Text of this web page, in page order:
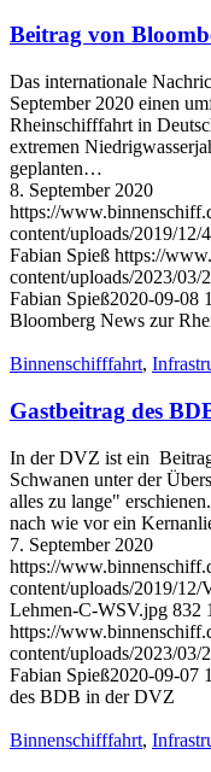
Beitrag von
Das internationale
September 2020 einen
Rheinschifffahrt in
extremen
geplanten…
8. September 2020
https://
content/uploads/2019/
Fabian Spieß https://
content/uploads/2023/
Fabian Spieß2020-09-08
Bloomberg News zur
Binnenschifffahrt,
Gastbeitrag des
In der DVZ ist ein
Schwanen unter der
alles zu lange"
nach wie vor ein
7. September 2020
https://
content/uploads/2019/12/
Lehmen-C-WSV.jpg 832
https://
content/uploads/2023/
Fabian Spieß2020-09-07
des BDB in der DVZ
Binnenschifffahrt,